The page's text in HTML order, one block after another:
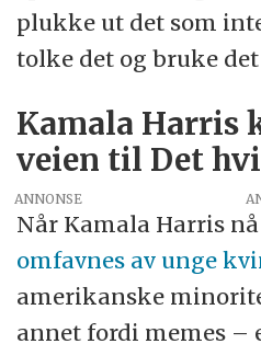
plukke ut det som
tolke det og bruke
Kamala Harris
veien til Det
ANNONSE
Når Kamala Harris nå
omfavnes av unge
amerikanske
annet fordi memes –